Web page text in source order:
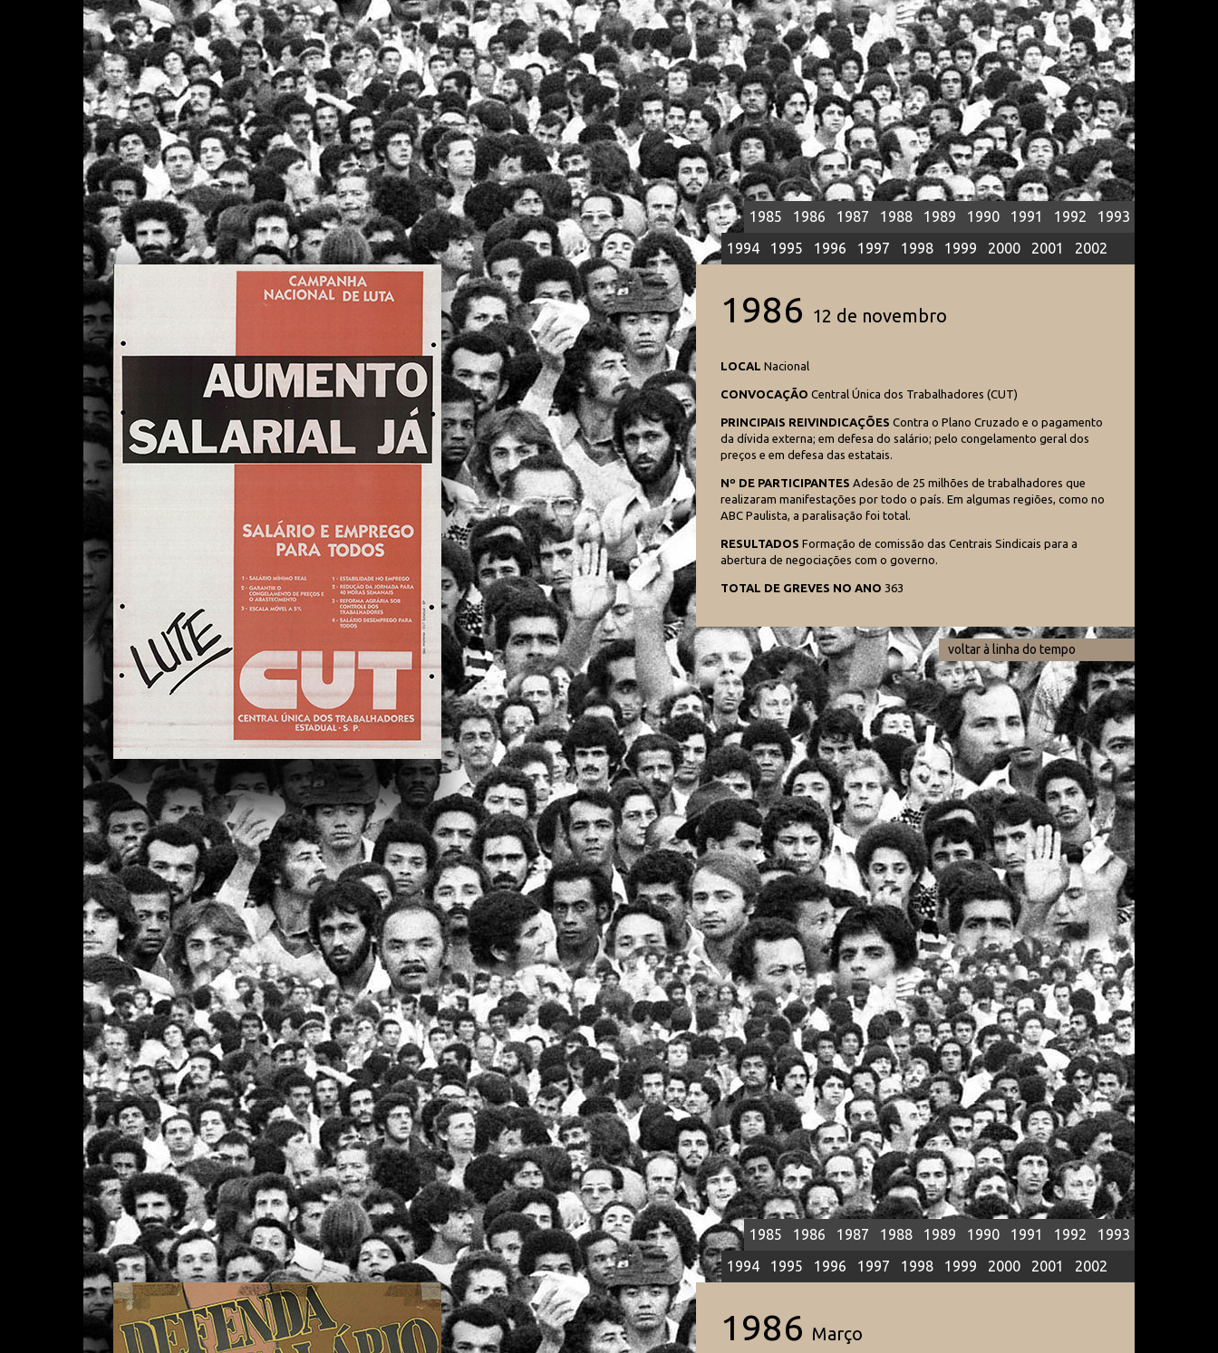
1985 1986 1987 1988 1989 1990 1991 1992
1993
1994
1995 1996 1997 1998 1999 2000 2001 2002
1986 12 de novembro
LOCAL Nacional
CONVOCAÇÃO Central Única dos Trabalhadores (CUT)
PRINCIPAIS REIVINDICAÇÕES Contra o Plano Cruzado e o pagamento
da dívida externa; em defesa do salário; pelo congelamento geral dos
preços e em defesa das estatais.
Nº DE PARTICIPANTES Adesão de 25 milhões de trabalhadores que
realizaram manifestações por todo o país. Em algumas regiões, como no
ABC Paulista, a paralisação foi total.
RESULTADOS Formação de comissão das Centrais Sindicais para a
abertura de negociações com o governo.
TOTAL DE GREVES NO ANO 363
voltar à linha do tempo
1985 1986 1987 1988 1989 1990 1991 1992
1993
1994
1995 1996 1997 1998 1999 2000 2001 2002
1986 Março